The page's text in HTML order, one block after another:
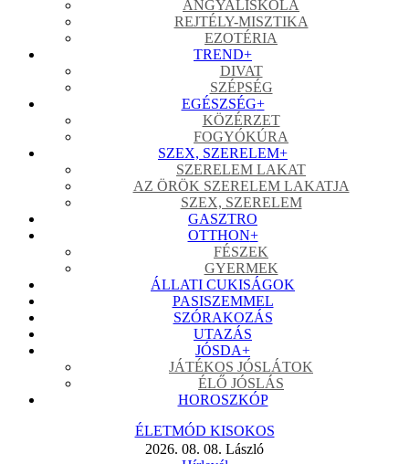
ANGYALISKOLA
REJTÉLY-MISZTIKA
EZOTÉRIA
TREND+
DIVAT
SZÉPSÉG
EGÉSZSÉG+
KÖZÉRZET
FOGYÓKÚRA
SZEX, SZERELEM+
SZERELEM LAKAT
AZ ÖRÖK SZERELEM LAKATJA
SZEX, SZERELEM
GASZTRO
OTTHON+
FÉSZEK
GYERMEK
ÁLLATI CUKISÁGOK
PASISZEMMEL
SZÓRAKOZÁS
UTAZÁS
JÓSDA+
JÁTÉKOS JÓSLÁTOK
ÉLŐ JÓSLÁS
HOROSZKÓP
ÉLETMÓD KISOKOS
2026. 08. 08. László